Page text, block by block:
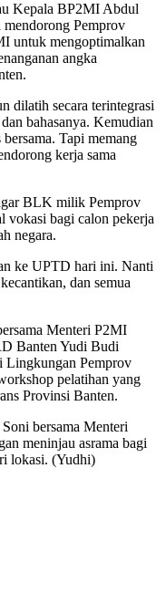
Kepala BP2MI Abdul
Pemprov
untuk mengoptimalkan
angka
dilatih secara terintegrasi
bahasanya. Kemudian
Tapi memang
kerja sama
BLK milik Pemprov
vokasi bagi calon pekerja
negara.
ke UPTD hari ini. Nanti
dan semua
Menteri P2MI
Banten Yudi Budi
Lingkungan Pemprov
pelatihan yang
Provinsi Banten.
bersama Menteri
meninjau asrama bagi
lokasi. (Yudhi)